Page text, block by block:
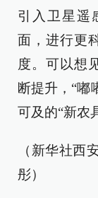
引入卫星遥
面，进行更
度。可以想
断提升，“嘟
可及的“新农
（新华社西
彤）